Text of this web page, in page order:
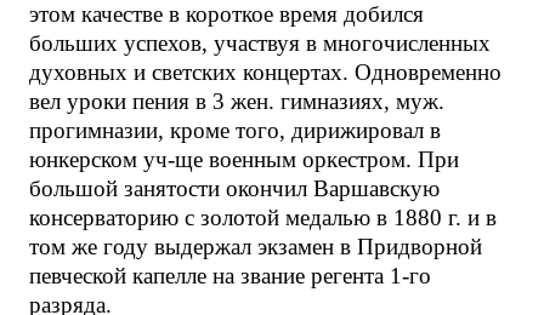
этом качестве в короткое время добился
больших успехов, участвуя в многочисленных
духовных и светских концертах. Одновременно
вел уроки пения в 3 жен. гимназиях, муж.
прогимназии, кроме того, дирижировал в
юнкерском уч-ще военным оркестром. При
большой занятости окончил Варшавскую
консерваторию с золотой медалью в 1880 г. и в
том же году выдержал экзамен в Придворной
певческой капелле на звание регента 1-го
разряда.